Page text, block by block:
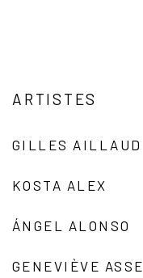
ARTISTES
GILLES AILLAUD
KOSTA ALEX
ÁNGEL ALONSO
GENEVIÈVE ASSE